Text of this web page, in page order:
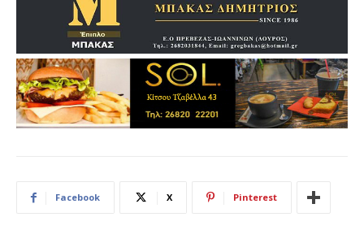
Facebook X Pinterest